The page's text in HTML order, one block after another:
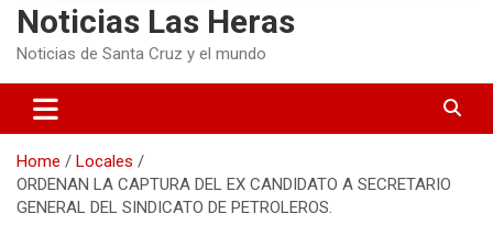
Noticias Las Heras
Noticias de Santa Cruz y el mundo
Home
Locales
ORDENAN LA CAPTURA DEL EX CANDIDATO A SECRETARIO
GENERAL DEL SINDICATO DE PETROLEROS.